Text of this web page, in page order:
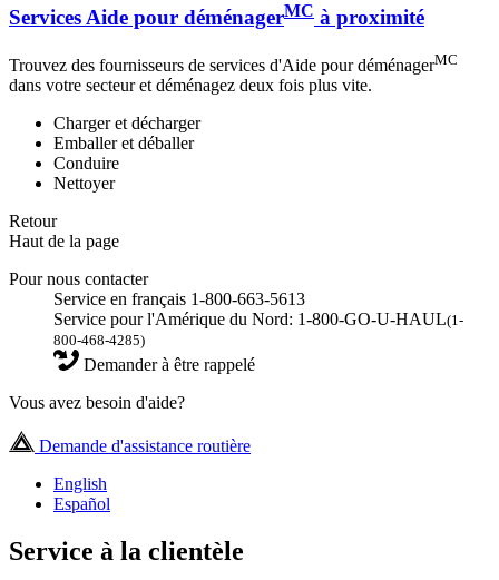
Services Aide pour déménagerMC à proximité
Trouvez des fournisseurs de services d'Aide pour déménagerMC
dans votre secteur et déménagez deux fois plus vite.
Charger et décharger
Emballer et déballer
Conduire
Nettoyer
Retour
Haut de la page
Pour nous contacter
Service en français 1-800-663-5613
Service pour l'Amérique du Nord: 1-800-GO-U-HAUL(1-
800-468-4285)
Demander à être rappelé
Vous avez besoin d'aide?
Demande d'assistance routière
English
Español
Service à la clientèle